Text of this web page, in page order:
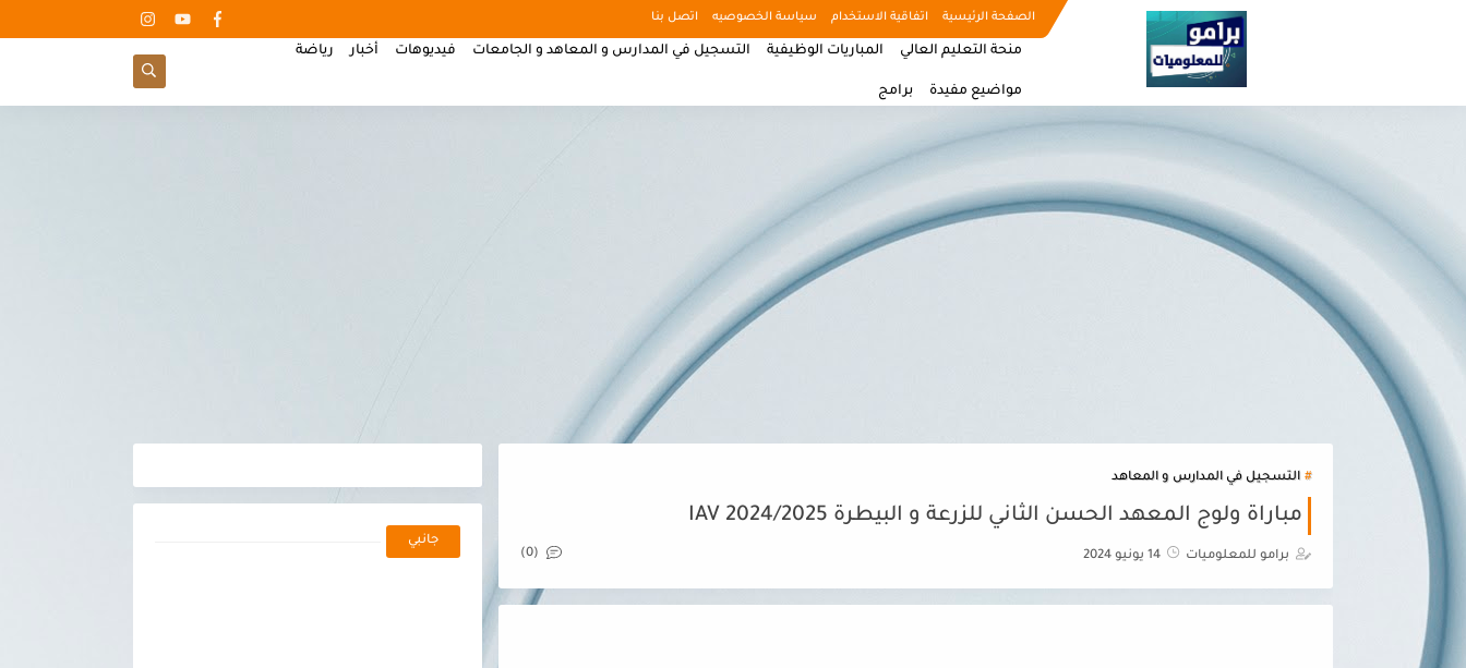
الصفحة الرئيسية اتفاقية الاستخدام سياسة الخصوصيه اتصل بنا
منحة التعليم العالي المباريات الوظيفية التسجيل في المدارس و المعاهد و الجامعات فيديوهات أخبار رياضة
مواضيع مفيدة برامج
التسجيل في المدارس و المعاهد
مباراة ولوج المعهد الحسن الثاني للزرعة و البيطرة IAV 2024/2025
برامو للمعلوميات 14 يونيو 2024 (0)
جانبي